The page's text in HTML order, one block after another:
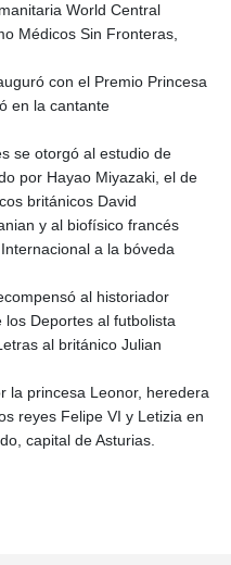
World Central
Médicos Sin Fronteras,
con el Premio Princesa
en la cantante
se otorgó al estudio de
por Hayao Miyazaki, el de
británicos David
y al biofísico francés
a la bóveda
al historiador
los Deportes al futbolista
al británico Julian
la princesa Leonor, heredera
reyes Felipe VI y Letizia en
capital de Asturias.